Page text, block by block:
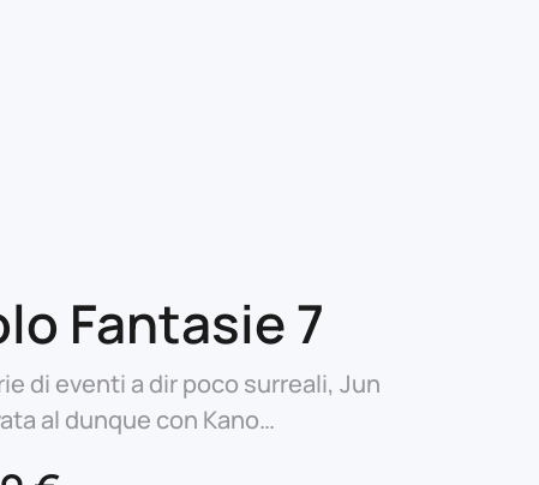
Fantasie 7
di eventi a dir poco surreali, Jun
al dunque con Kano…